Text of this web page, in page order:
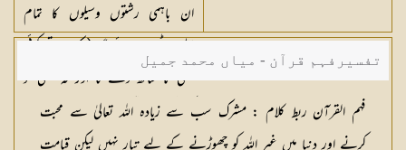
ان باہمی رشتوں وسیلوں کا تمام
سلسلہ ٹوٹ جائے گا ( کہ نہ تو کوئی
کسی کا ساتھ دے گا اور نہ کسی کو
کسی کی فکر ہوگی)
تفسیرفہم قرآن - میاں محمد جمیل
فہم القرآن ربط کلام : مشرک سب سے زیادہ اللہ تعالیٰ سے محبت
کرنے اور دنیا میں غیر اللہ کو چھوڑنے کے لیے تیار نہیں لیکن قیامت